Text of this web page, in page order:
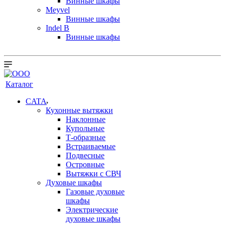
Meyvel
Винные шкафы
Indel B
Винные шкафы
Каталог
CATA
Кухонные вытяжки
Наклонные
Купольные
Т-образные
Встраиваемые
Подвесные
Островные
Вытяжки с СВЧ
Духовые шкафы
Газовые духовые
шкафы
Электрические
духовые шкафы